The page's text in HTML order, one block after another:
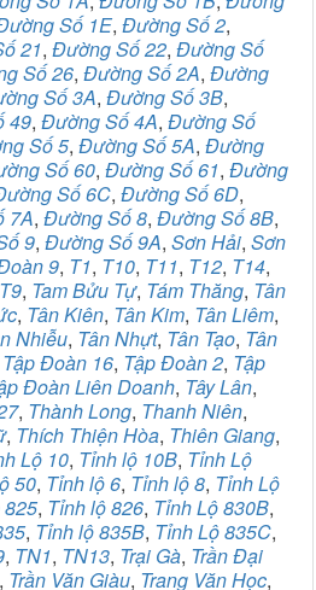
Số 1E, Đường Số 2,
21, Đường Số 22, Đường Số
Số 26, Đường Số 2A, Đường
Số 3A, Đường Số 3B,
49, Đường Số 4A, Đường Số
Số 5, Đường Số 5A, Đường
Số 60, Đường Số 61, Đường
Số 6C, Đường Số 6D,
7A, Đường Số 8, Đường Số 8B,
9, Đường Số 9A, Sơn Hải, Sơn
9, T1, T10, T11, T12, T14,
T9, Tam Bửu Tự, Tám Thăng, Tân
, Tân Kiên, Tân Kim, Tân Liêm,
Nhiễu, Tân Nhựt, Tân Tạo, Tân
Tập Đoàn 16, Tập Đoàn 2, Tập
Đoàn Liên Doanh, Tây Lân,
, Thành Long, Thanh Niên,
, Thích Thiện Hòa, Thiên Giang,
Lộ 10, Tỉnh lộ 10B, Tỉnh Lộ
50, Tỉnh lộ 6, Tỉnh lộ 8, Tỉnh Lộ
825, Tỉnh lộ 826, Tỉnh Lộ 830B,
, Tỉnh lộ 835B, Tỉnh Lộ 835C,
, TN1, TN13, Trại Gà, Trần Đại
, Trần Văn Giàu, Trang Văn Học,